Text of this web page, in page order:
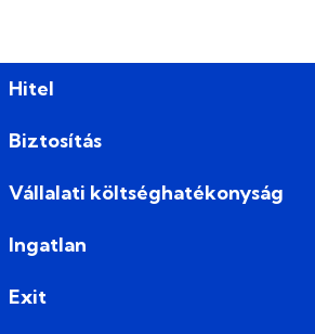
Hitel
Biztosítás
Vállalati költséghatékonyság
Ingatlan
Exit